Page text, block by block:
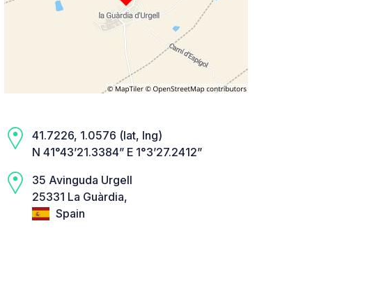
41.7226, 1.0576 (lat, lng)
N 41°43’21.3384” E 1°3’27.2412”
35 Avinguda Urgell
25331 La Guàrdia,
Spain